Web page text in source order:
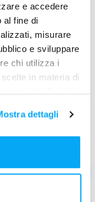
e accedere
al fine di
misurare
e sviluppare
chi utilizza i
in materia di
in qualsiasi
o facendo clic
posizione
dettagli
: Monitora le spese
e garantire il
: Utilizza
decisioni
: Ottimizza